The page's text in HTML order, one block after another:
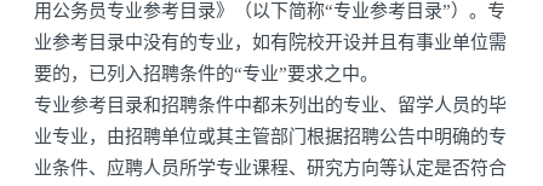
用公务员专业参考目录》（以下简称“专业参考目录”）。专
业参考目录中没有的专业，如有院校开设并且有事业单位需
要的，已列入招聘条件的“专业”要求之中。
专业参考目录和招聘条件中都未列出的专业、留学人员的毕
业专业，由招聘单位或其主管部门根据招聘公告中明确的专
业条件、应聘人员所学专业课程、研究方向等认定是否符合